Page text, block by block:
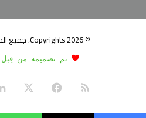
© Copyrights 2026، جميع الحقوق محفوظة |
تم تصميمه من قِبل Rumman tech
ملخصفيسبوك